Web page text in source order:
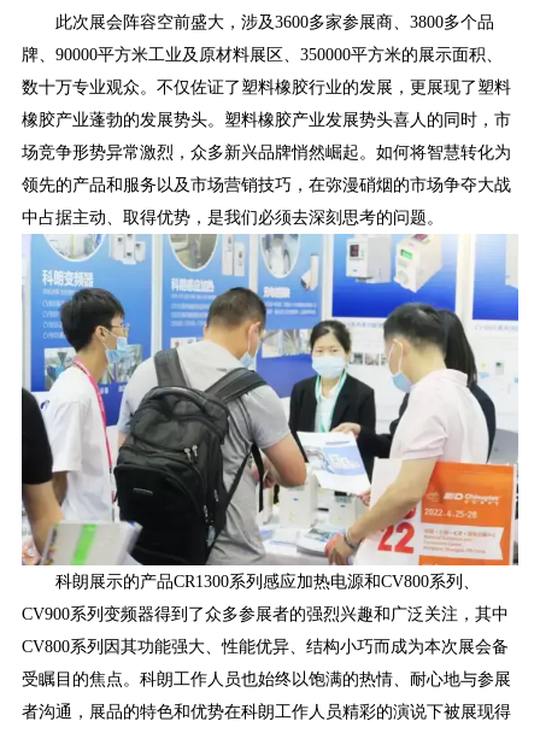
此次展会阵容空前盛大， 涉及3600多家参 展商、 3800多个品
牌、 90000平方米工业及原材料展区 350000平方米的展示面积
数十万专业观众。 不仅佐证了 塑料橡胶行业的发展，更展现了 塑料
橡胶产业蓬勃的发展势头。 塑料橡胶产业发展势头喜人的同时，市
场竞争形势异常激烈，众多新兴品牌悄然崛起。如何将智慧转化为
领先的产品和服务以 及市场营销技巧，在弥漫硝烟的市场争夺大战
中占据主动、取得优势， 是我们 必须去深刻思考的问题。
科朗展示的产品CR1300系列感应加热电源和CV800系列、
CV900系列变频器得到了众多参展者的强烈兴趣和广泛关注 ，其中
CV800系列因其功能强大、性能优异、结构小巧而成为本次展会备
受瞩目的焦点。 科朗工作人员也始终以饱满的热情、耐心地与参展
者沟通，展品的特色和优势在科朗工作人员精彩的演说下被展现得